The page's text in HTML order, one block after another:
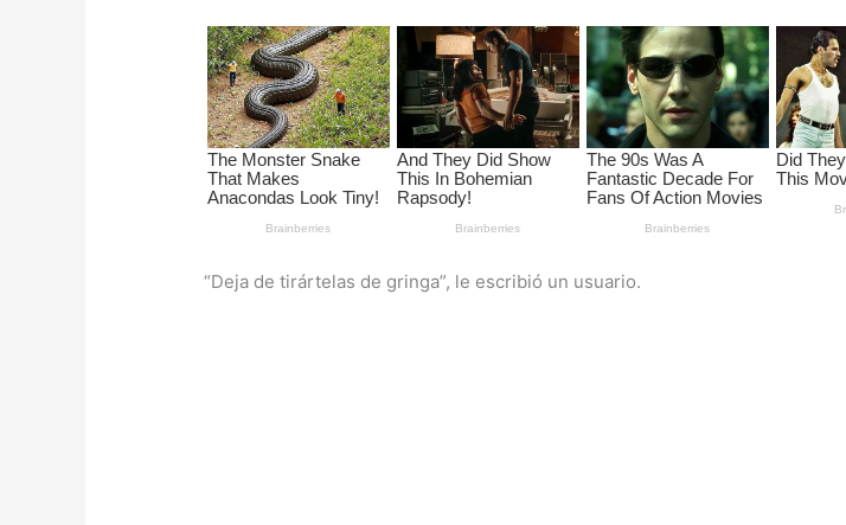
“Deja de tirártelas de gringa”, le escribió un usuario.